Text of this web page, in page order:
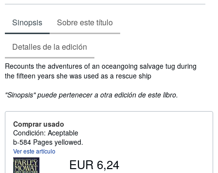
Sinopsis Sobre este título
Detalles de la edición
Sinopsis
Recounts the adventures of an oceangoing salvage tug during
the fifteen years she was used as a rescue ship
"Sinopsis" puede pertenecer a otra edición de este libro.
Comprar usado
Condición: Aceptable
b-584 Pages yellowed.
Ver este artículo
EUR 6,24